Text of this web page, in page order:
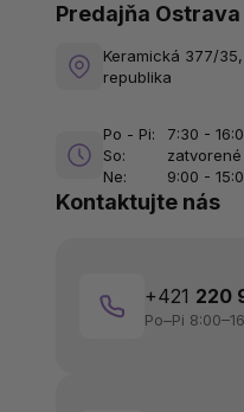
Kontaktujte nás
+421 220
Po–Pi
Predajňa Ostrava
Keramická 377/
republika
Po - Pi:
7:30 -
So:
zatvorené
Ne:
9:00 -